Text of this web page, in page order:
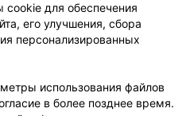
Партнеры
103.by
данных
cookie для обеспечения
его улучшения, сбора
персонализированных
использования файлов
в более позднее время.